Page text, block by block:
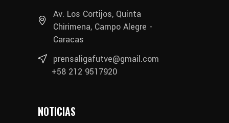
Av. Los Cortijos, Quinta
Chirimena, Campo Alegre -
Caracas
prensaligafutve@gmail.com
+58 212 9517920
NOTICIAS